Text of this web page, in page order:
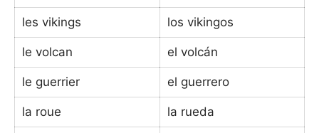
les vikings los vikingos
le volcan el volcán
le guerrier el guerrero
la roue la rueda